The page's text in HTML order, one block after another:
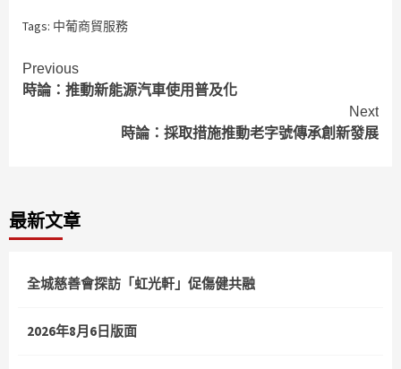
Tags: 中葡商貿服務
Continue
Reading
Previous
時論：推動新能源汽車使用普及化
Next
時論：採取措施推動老字號傳承創新發展
最新文章
全城慈善會探訪「虹光軒」促傷健共融
2026年8月6日版面